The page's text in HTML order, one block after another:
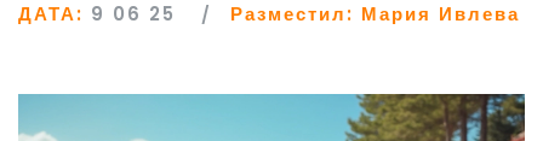
ДАТА: 9 06 25 Разместил: Мария Ивлева